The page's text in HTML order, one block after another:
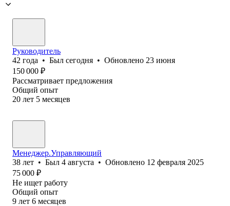
Руководитель
42 года • Был сегодня • Обновлено 23 июня
150 000 ₽
Рассматривает предложения
Общий опыт
20 лет 5 месяцев
Менеджер.Управляющий
38 лет • Был 4 августа • Обновлено 12 февраля 2025
75 000 ₽
Не ищет работу
Общий опыт
9 лет 6 месяцев